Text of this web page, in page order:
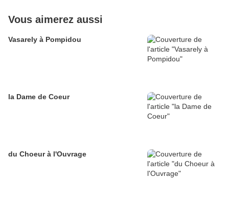
Vous aimerez aussi
Vasarely à Pompidou
la Dame de Coeur
du Choeur à l'Ouvrage